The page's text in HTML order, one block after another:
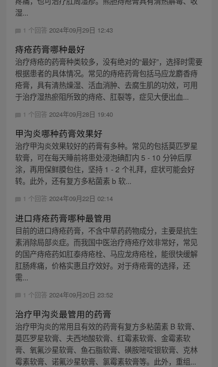
湿...
1 个回答 2024年09月29日 12:43
痔疮药膏哪种最好
治疗痔疮的药膏种类较多，没有绝对的“最好”，选择时需要
根据患者的具体情况。常见的痔疮药膏包括马应龙麝香痔
疮膏，具有清热燥湿、活血消肿、去腐生肌的功效，可用
于治疗湿热瘀阻所致的痔疮、肛裂等，症见大便出血...
1 个回答 2024年09月28日 19:40
甲沟炎哪种药膏效果好
治疗甲沟炎效果较好的药膏有多种。常见的包括莫匹罗星
软膏，可在每天睡前将患处浸泡碘酊内 5 - 10 分钟后厚
涂，再用保鲜膜包住，坚持 1 - 2 个礼拜，症状可能会好
转。此外，还有复方多粘菌素 b 软...
1 个回答 2024年09月22日 02:14
进口痔疮药膏哪种最管用
目前的进口痔疮药膏，不含中草药药物成分，主要是抗生
素消除局部炎症。而我国中医治疗痔疮疗效非常好，常见
的国产痔疮药如肛泰痔疮栓、马应龙痔疮栓，能很快缓解
肛肠疼痛，价格实惠且疗效好。对于痔疮膏的选择，还
需...
1 个回答 2024年09月20日 23:52
治疗甲沟炎最管用的药膏
治疗甲沟炎的常用且有效的药膏有复方多粘菌素 B 软膏、
莫匹罗星软膏、夫西地酸软膏、红霉素软膏、金霉素软
膏、氧氟沙星软膏、鱼石脂软膏、磺胺嘧啶银软膏、克林
霉素软膏、诺氟沙星软膏、氯霉素软膏等。此外，重组...